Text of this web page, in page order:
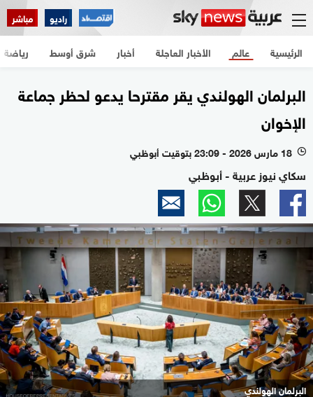
راديو مباشر
الرئيسية الأخبار العاجلة أخبار شرق أوسط عالم رياضة
البرلمان الهولندي يقر مقترحا يدعو لحظر جماعة
الإخوان
l 18 مارس 2026 - 23:09 بتوقيت أبوظبي
سكاي نيوز عربية - أبوظبي
البرلمان الهولندي